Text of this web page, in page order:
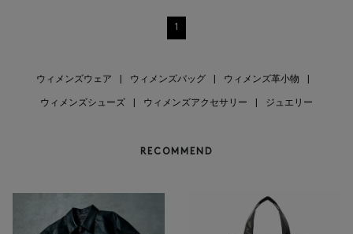
1
ウィメンズウェア ウィメンズバッグ ウィメンズ革小物
ウィメンズシューズ ウィメンズアクセサリー ジュエリー
RECOMMEND